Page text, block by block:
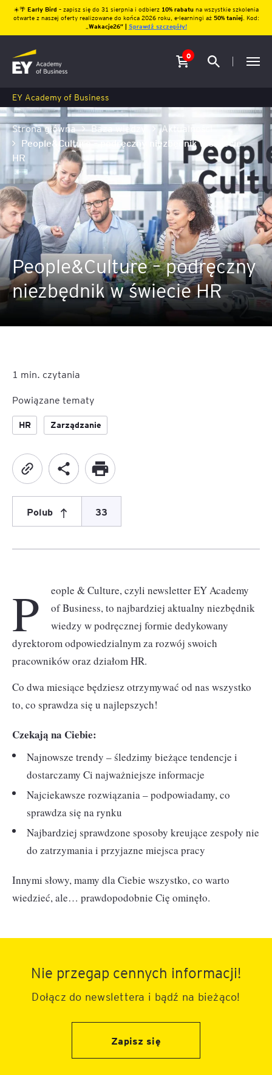
☀️🌴 Early Bird – zapisz się do 31 sierpnia i odbierz10% rabatu na wszystkie szkolenia
otwarte z naszej oferty realizowane do końca 2026 roku, e-learningi aż 50% taniej. Kod:
Wakacje26″ | Sprawdź szczegóły!
0
EY Academy of Business
Strona główna Baza wiedzy
Aktualności
People&Culture – podręczny niezbędnik w świecie
HR
People&Culture – podręczny
niezbędnik w świecie HR
1 min. czytania
Powiązane tematy
HR Zarządzanie
Polub 33
P
eople & Culture, czyli newsletter EY Academy
of Business, to najbardziej aktualny niezbędnik
wiedzy w podręcznej formie dedykowany
dyrektorom odpowiedzialnym za rozwój swoich
pracowników oraz działom HR.
Co dwa miesiące będziesz otrzymywać od nas wszystko
to, co sprawdza się u najlepszych!
Czekają na Ciebie:
Najnowsze trendy – śledzimy bieżące tendencje i
dostarczamy Ci najważniejsze informacje
Najciekawsze rozwiązania – podpowiadamy, co
sprawdza się na rynku
Najbardziej sprawdzone sposoby kreujące zespoły nie
do zatrzymania i przyjazne miejsca pracy
Innymi słowy, mamy dla Ciebie wszystko, co warto
wiedzieć, ale… prawdopodobnie Cię ominęło.
Nie przegap cennych informacji!
Dołącz do newslettera i bądź na bieżąco!
Zapisz się